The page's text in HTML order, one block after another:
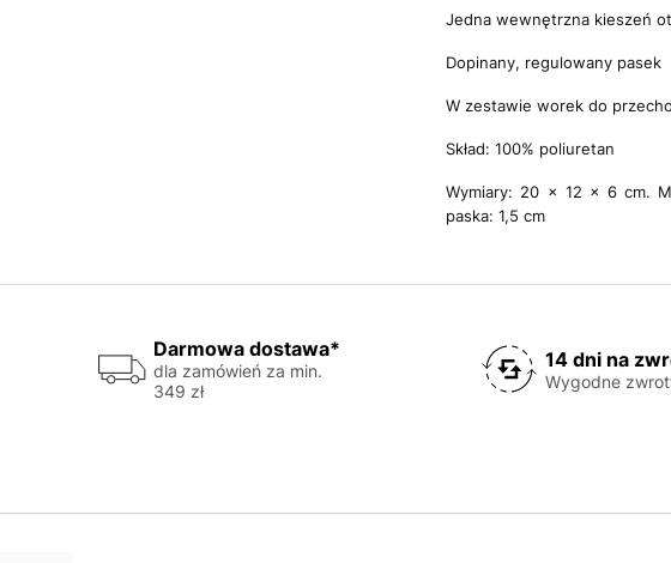
Jedna wewnętrzna kieszeń
Dopinany, regulowany pasek
W zestawie worek do
Skład: 100% poliuretan
Wymiary: 20 x 12 x 6 cm.
paska: 1,5 cm
Darmowa dostawa*
dla zamówień za min.
349 zł
14 dni na
Wygodne